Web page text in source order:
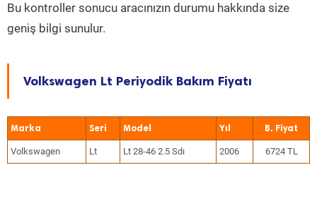
Bu kontroller sonucu aracınızın durumu hakkında size
geniş bilgi sunulur.
Volkswagen Lt Periyodik Bakım Fiyatı
Marka Seri Model Yıl
Volkswagen Lt Lt 28-46 2.5 Sdı 2006 6724 TL